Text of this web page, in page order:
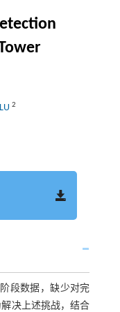
2
段数据，缺少对完
决上述挑战，结合